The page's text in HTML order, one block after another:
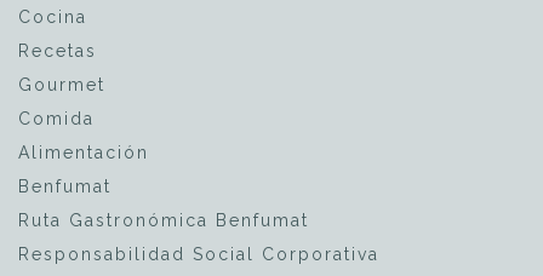
Cocina
Recetas
Gourmet
Comida
Alimentación
Benfumat
Ruta Gastronómica Benfumat
Responsabilidad Social Corporativa